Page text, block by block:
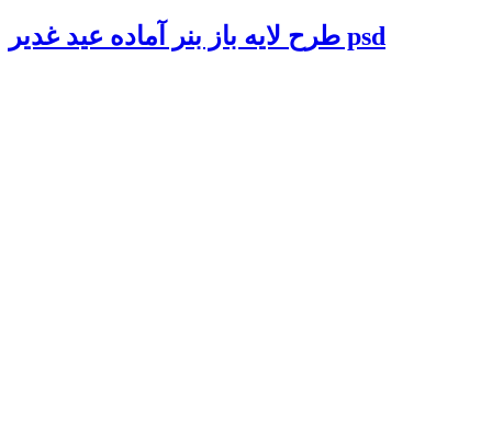
طرح لایه باز بنر آماده عید غدیر psd